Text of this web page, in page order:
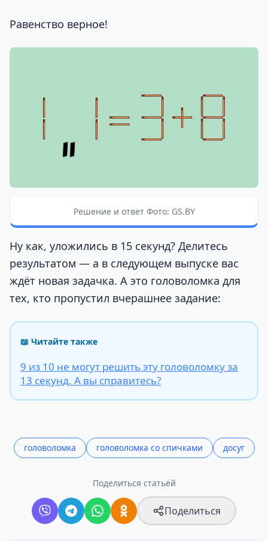
Равенство верное!
Решение и ответ Фото: GS.BY
Ну как, уложились в 15 секунд? Делитесь
результатом — а в следующем выпуске вас
ждёт новая задачка. А это головоломка для
тех, кто пропустил вчерашнее задание:
📖 Читайте также
9 из 10 не могут решить эту головоломку за
13 секунд. А вы справитесь?
головоломка головоломка со спичками досуг
Поделиться статьёй
Поделиться